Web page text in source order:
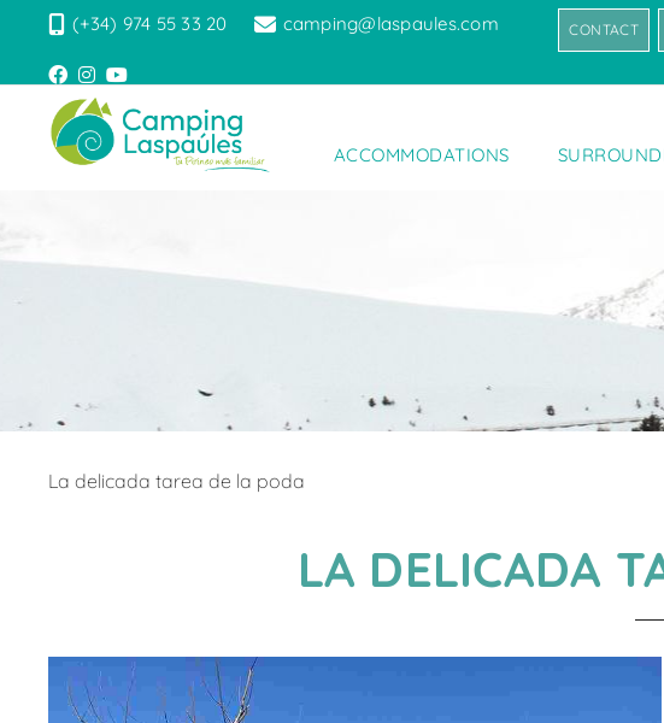
(+34) 974 55 33 20 camping@laspaules.com CONTACT
ACCOMMODATIONS
La delicada tarea de la poda
LA DELICADA